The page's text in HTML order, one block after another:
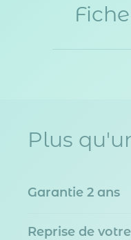
Plus
Garantie 2 ans
Reprise de